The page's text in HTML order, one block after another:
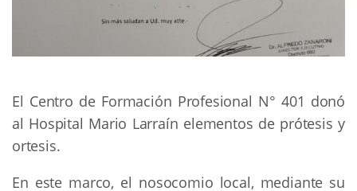
El Centro de Formación Profesional N° 401 donó
al Hospital Mario Larraín elementos de prótesis y
ortesis.
En este marco, el nosocomio local, mediante su